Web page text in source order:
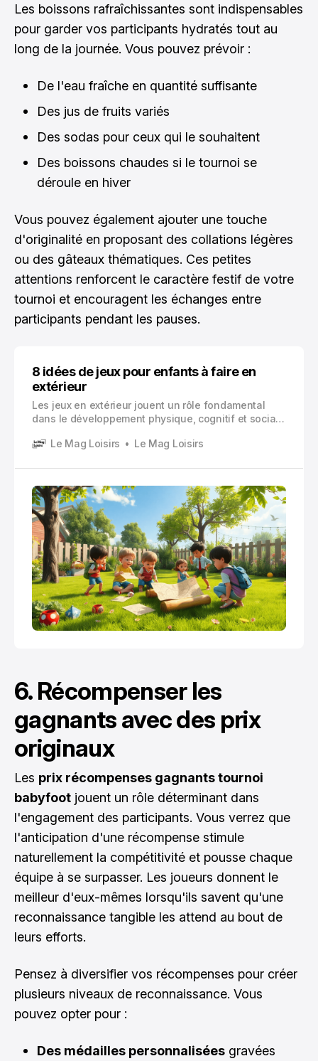
Les boissons rafraîchissantes sont indispensables
pour garder vos participants hydratés tout au
long de la journée. Vous pouvez prévoir :
De l'eau fraîche en quantité suffisante
Des jus de fruits variés
Des sodas pour ceux qui le souhaitent
Des boissons chaudes si le tournoi se
déroule en hiver
Vous pouvez également ajouter une touche
d'originalité en proposant des collations légères
ou des gâteaux thématiques. Ces petites
attentions renforcent le caractère festif de votre
tournoi et encouragent les échanges entre
participants pendant les pauses.
8 idées de jeux pour enfants à faire en
extérieur
Les jeux en extérieur jouent un rôle fondamental
dans le développement physique, cognitif et social
développent leur motricité, renforcent leur système
découvrant la nature qui les entoure.
Le Mag Loisirs Le Mag Loisirs
6. Récompenser les
gagnants avec des prix
originaux
Les prix récompenses gagnants tournoi
babyfoot jouent un rôle déterminant dans
l'engagement des participants. Vous verrez que
l'anticipation d'une récompense stimule
naturellement la compétitivité et pousse chaque
équipe à se surpasser. Les joueurs donnent le
meilleur d'eux-mêmes lorsqu'ils savent qu'une
reconnaissance tangible les attend au bout de
leurs efforts.
Pensez à diversifier vos récompenses pour créer
plusieurs niveaux de reconnaissance. Vous
pouvez opter pour :
Des médailles personnalisées gravées